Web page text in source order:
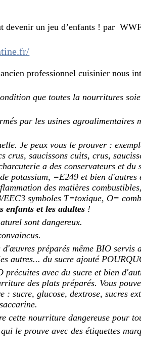
devenir un jeu d’enfants ! par
professionnel cuisinier nous
que toutes la nourritures
par les usines agroalimentaires
Je peux vous le prouver :
crus, saucissons cuits, crus,
a des conservateurs et du
potassium, =E249 et bien d'autres
des matières
EEC3 symboles T=toxique, O=
enfants et les adultes !
sont dangereux.
d'œuvres préparés même BIO servis
autres... du sucre ajouté
avec du sucre et bien
des plats préparés. Vous
: sucre, glucose, dextrose, sucres
cette nourriture dangereuse pour
le prouve avec des étiquettes